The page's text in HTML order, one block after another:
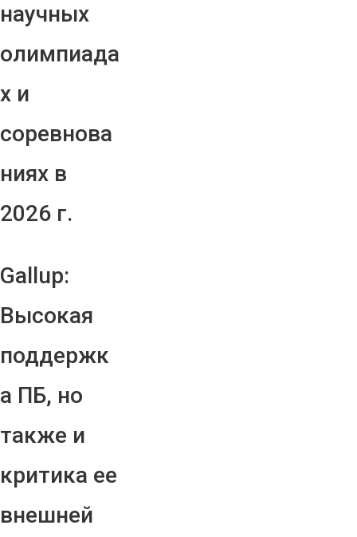
научных
олимпиада
х и
соревнова
ниях в
2026 г.
Gallup:
Высокая
поддержк
а ПБ, но
также и
критика ее
внешней